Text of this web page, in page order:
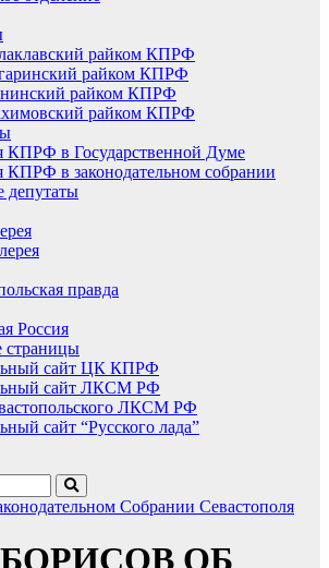
райком КПРФ
райком КПРФ
райком КПРФ
райком КПРФ
КПРФ в Государственной Думе
КПРФ в законодательном собрании
депутаты
правда
Россия
страницы
сайт ЦК КПРФ
сайт ЛКСМ РФ
ЛКСМ РФ
сайт “Русского лада”
Собрании Севастополя
ОБ